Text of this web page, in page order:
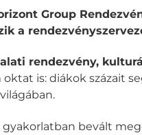
Group
a
rendezvény,
is: diákok százait
bevált